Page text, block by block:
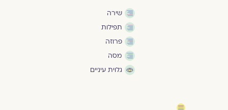
שירה
תפילות
פרוזה
מסה
גלוית עיניים